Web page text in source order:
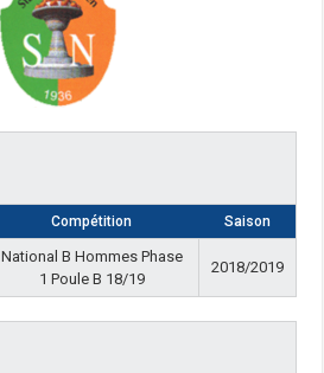
Compétition Saison
National B Hommes Phase
1 Poule B 18/19
2018/2019